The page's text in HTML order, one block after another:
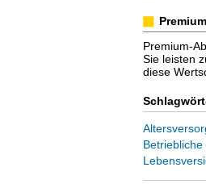
Premium-
Sie leisten
diese